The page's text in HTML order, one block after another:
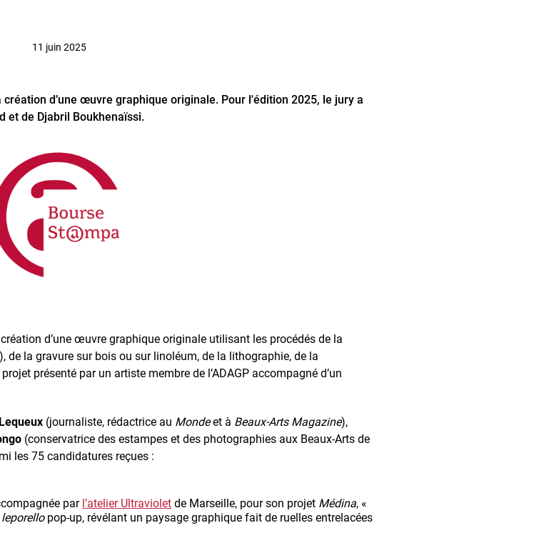
11 juin 2025
d’une œuvre graphique originale. Pour l'édition 2025, le jury a
et de Djabril Boukhenaïssi.
d’une œuvre graphique originale utilisant les procédés de la
de la gravure sur bois ou sur linoléum, de la lithographie, de la
présenté par un artiste membre de l’ADAGP accompagné d’un
(journaliste, rédactrice au Mondeet à Beaux-Arts Magazine),
(conservatrice des estampes et des photographies aux Beaux-Arts de
les 75 candidatures reçues :
par l’atelier Ultraviolet de Marseille, pour son projet Médina, «
leporellopop-up, révélant un paysage graphique fait de ruelles entrelacées